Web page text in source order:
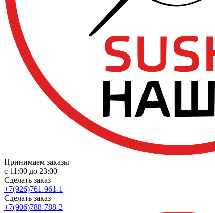
Принимаем заказы
с 11:00 до 23:00
Сделать заказ
+7(926)761-961-1
Сделать заказ
+7(906)788-788-2